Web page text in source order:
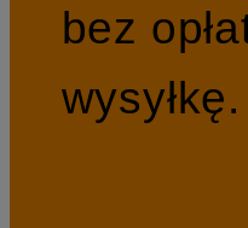
bez
wysyłkę.